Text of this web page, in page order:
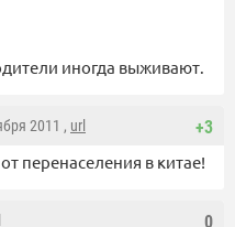
иногда выживают.
+3
2011 , url
от перенаселения в китае!
0